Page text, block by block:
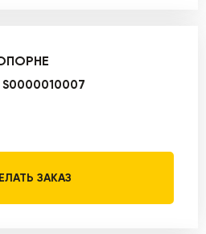
S0000010007
ЗАКАЗ